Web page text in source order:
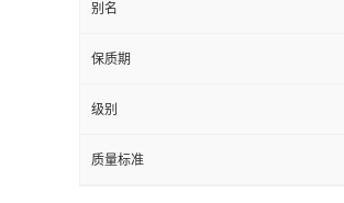
别名
保质期
级别
质量标准